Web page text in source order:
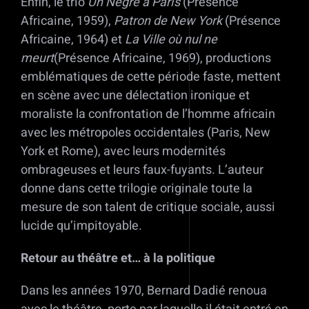
Africaine, 1959), Patron de New York(Présence
Africaine, 1964) etLa Ville où nul ne
meurt(Présence Africaine, 1969), productions
emblématiques de cette période faste, mettent
en scène avec une délectation ironique et
moraliste la confrontation de l’homme africain
avec les métropoles occidentales (Paris, New
York et Rome), avec leurs modernités
ombrageuses et leurs faux-fuyants. L’auteur
donne dans cette trilogie originale toute la
mesure de son talent de critique sociale, aussi
lucide qu’impitoyable.
Retour au théâtre et… à la politique
Dans les années 1970, Bernard Dadié renoua